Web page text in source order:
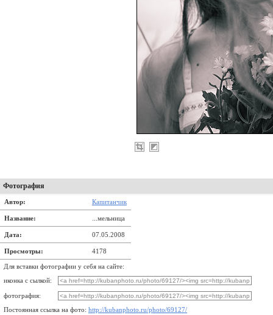
Фотография
Автор: Капитанчик
Название: ...мельница
Дата: 07.05.2008
Просмотры: 4178
Для вставки фотографии у себя на сайте:
иконка с сылкой:
фотография:
Постоянная ссылка на фото: http://kubanphoto.ru/photo/69127/